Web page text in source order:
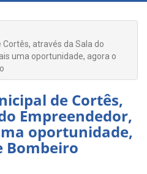
através da Sala do
uma oportunidade, agora o
de Cortês,
Empreendedor,
oportunidade,
Bombeiro